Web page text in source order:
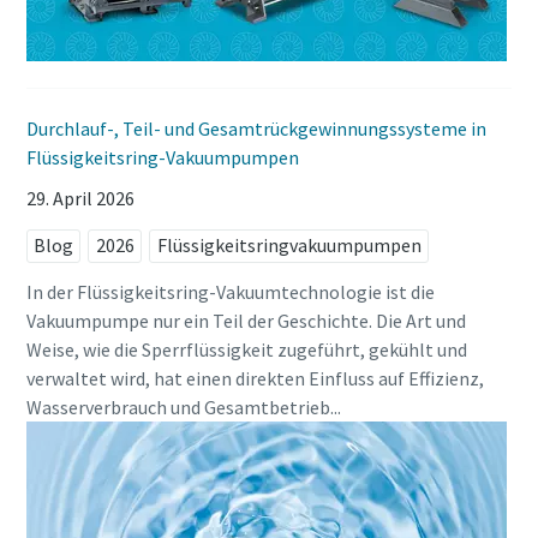
Durchlauf-, Teil- und Gesamtrückgewinnungssysteme in
Flüssigkeitsring-Vakuumpumpen
29. April 2026
Blog
2026
Flüssigkeitsringvakuumpumpen
In der Flüssigkeitsring-Vakuumtechnologie ist die
Vakuumpumpe nur ein Teil der Geschichte. Die Art und
Weise, wie die Sperrflüssigkeit zugeführt, gekühlt und
verwaltet wird, hat einen direkten Einfluss auf Effizienz,
Wasserverbrauch und Gesamtbetrieb...
Veranstaltungen und
Sonderaktionen von Atlas
Copco Vacuum zu erhalten.
Senden
Hier klicken
Veranstaltungen und
Sonderaktionen von Atlas
Copco Vacuum zu erhalten.
Senden
Hier klicken
Veranstaltungen und
Sonderaktionen von Atlas
Copco Vacuum zu erhalten.
Senden
Hier klicken